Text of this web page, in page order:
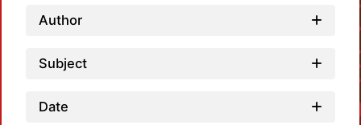
Author
Subject
Date